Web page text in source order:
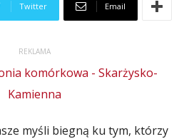
Twitter Email
REKLAMA
myśli biegną ku tym, którzy